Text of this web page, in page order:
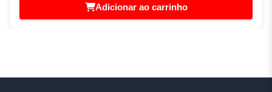
Adicionar ao carrinho